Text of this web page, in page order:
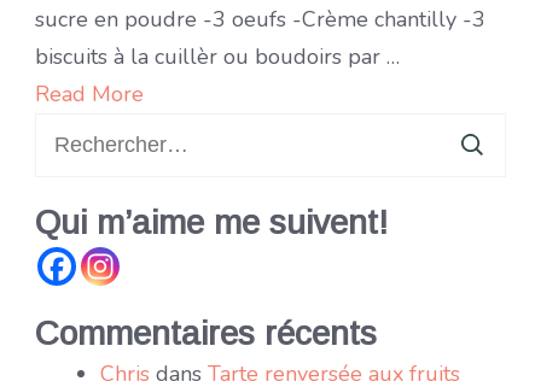
à
la
sucre en poudre -3 oeufs -Crème chantilly -3
biscuits à la cuillèr ou boudoirs par …
Read More
Qui m’aime me suivent!
Commentaires récents
Chris dans Tarte renversée aux fruits